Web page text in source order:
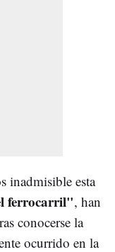
inadmisible esta
ferrocarril", han
conocerse la
ocurrido en la